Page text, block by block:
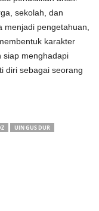
sekolah, dan
pengetahuan,
karakter
siap menghadapi
diri sebagai seorang
UIN GUS DUR